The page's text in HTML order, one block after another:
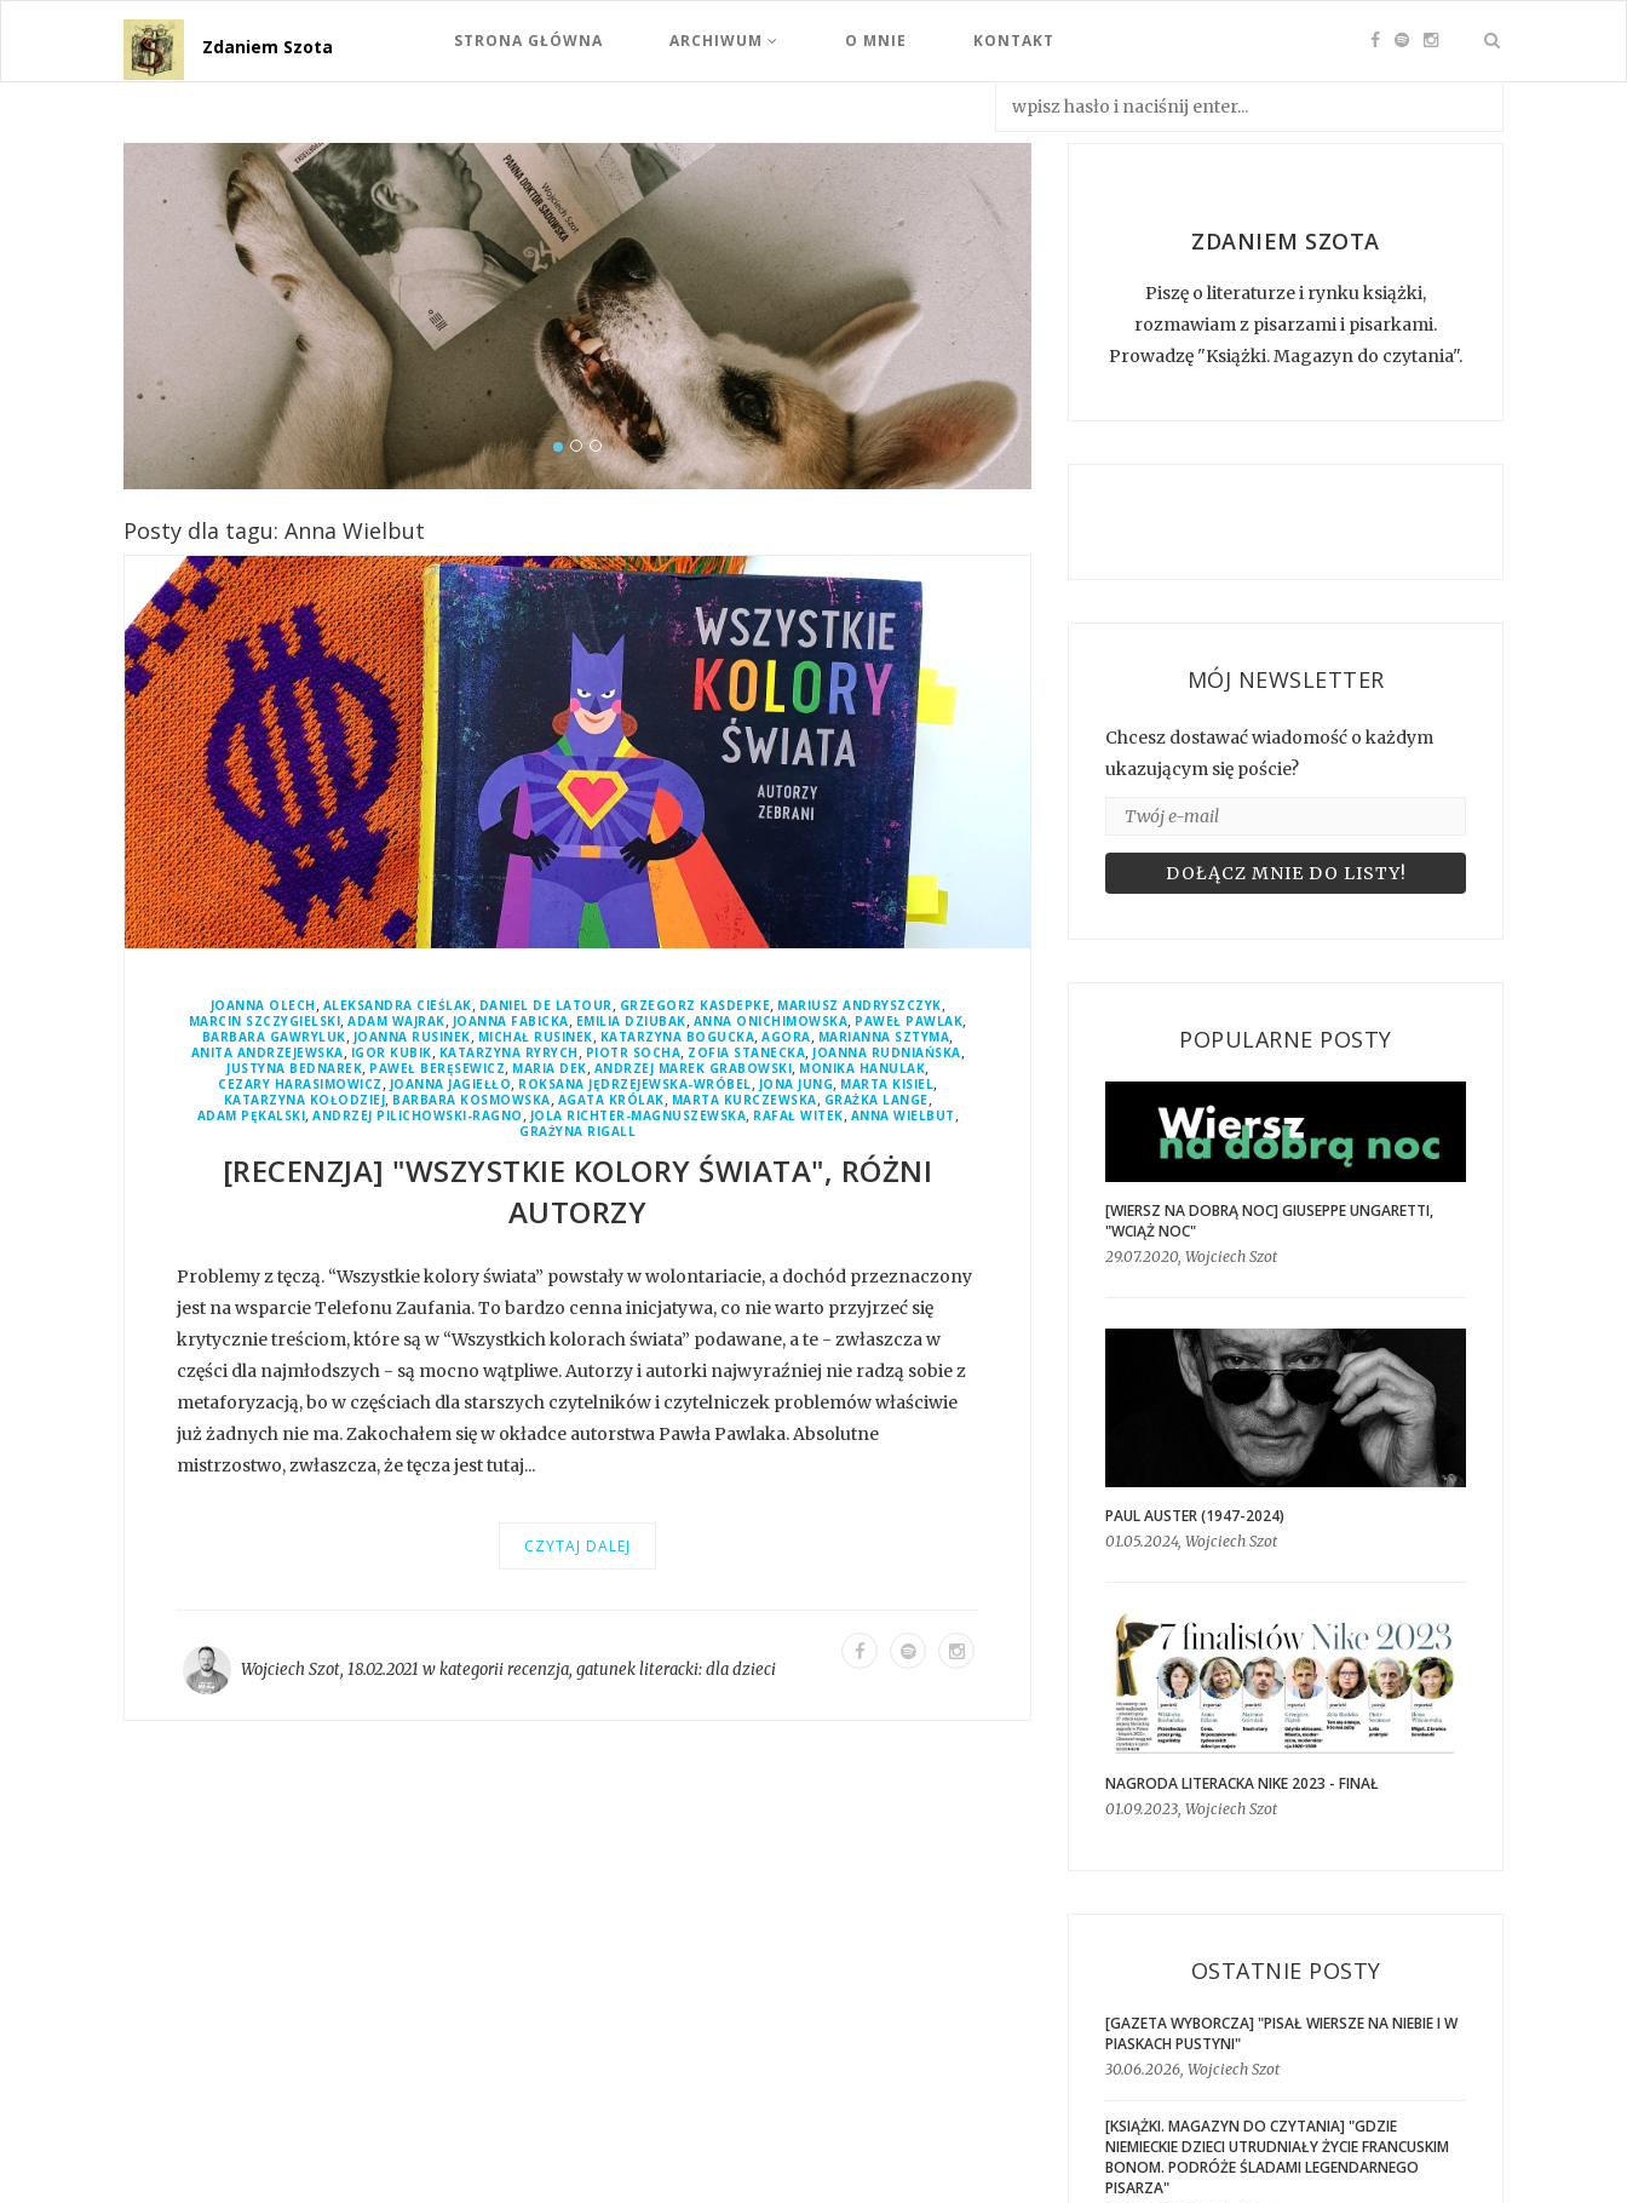
Zdaniem Szota STRONA GŁÓWNA ARCHIWUM O MNIE KONTAKT
Posty dla tagu: Anna Wielbut
JOANNA OLECH , ALEKSANDRA CIEŚLAK, DANIEL DE LATOUR, GRZEGORZ KASDEPKE, MARIUSZ ANDRYSZCZYK,
MARCIN SZCZYGIELSKI,ADAM WAJRAK, JOANNA FABICKA, EMILIA DZIUBAK, ANNA ONICHIMOWSKA, PAWEŁ PAWLAK,
BARBARA GAWRYLUK, JOANNA RUSINEK, MICHAŁ RUSINEK, KATARZYNA BOGUCKA,AGORA, MARIANNA SZTYMA,
ANITA ANDRZEJEWSKA, IGOR KUBIK, KATARZYNA RYRYCH , PIOTR SOCHA, ZOFIA STANECKA, JOANNA RUDNIAŃSKA,
JUSTYNA BEDNAREK, PAWEŁ BERĘSEWICZ, MARIA DEK, ANDRZEJ MAREK GRABOWSKI, MONIKA HANULAK,
CEZARY HARASIMOWICZ , JOANNA JAGIEŁŁO, ROKSANA JĘDRZEJEWSKA-WRÓBEL, JONA JUNG, MARTA KISIEL,
KATARZYNA KOŁODZIEJ,BARBARA KOSMOWSKA, AGATA KRÓLAK, MARTA KURCZEWSKA, GRAŻKA LANGE,
ADAM PĘKALSKI, ANDRZEJ PILICHOWSKI-RAGNO , JOLA RICHTER-MAGNUSZEWSKA, RAFAŁ WITEK, ANNA WIELBUT ,
GRAŻYNA RIGALL
[RECENZJA] "WSZYSTKIE KOLORY ŚWIATA", RÓŻNI
AUTORZY
Problemy z tęczą. “Wszystkie kolory świata” powstały w wolontariacie, a dochód przeznaczony
jest na wsparcie Telefonu Zaufania. To bardzo cenna inicjatywa, co nie warto przyjrzeć się
krytycznie treściom, które są w “Wszystkich kolorach świata” podawane, a te - zwłaszcza w
części dla najmłodszych - są mocno wątpliwe. Autorzy i autorki najwyraźniej nie radzą sobie z
metaforyzacją, bo w częściach dla starszych czytelników i czytelniczek problemów właściwie
już żadnych nie ma. Zakochałem się w okładce autorstwa Pawła Pawlaka. Absolutne
mistrzostwo, zwłaszcza, że tęcza jest tutaj...
CZYTAJ DALEJ
Wojciech Szot, 18.02.2021 w kategoriirecenzja, gatunek literacki:dla dzieci
ZDANIEM SZOTA
Piszę o literaturze i rynku książki,
rozmawiam z pisarzami i pisarkami.
Prowadzę "Książki. Magazyn do czytania".
MÓJ NEWSLETTER
Chcesz dostawać wiadomość o każdym
ukazującym się poście?
POPULARNE POSTY
[WIERSZ NA DOBRĄ NOC] GIUSEPPE UNGARETTI,
"WCIĄŻ NOC"
29.07.2020, Wojciech Szot
PAUL AUSTER (1947-2024)
01.05.2024, Wojciech Szot
NAGRODA LITERACKA NIKE 2023 - FINAŁ
01.09.2023, Wojciech Szot
OSTATNIE POSTY
[GAZETA WYBORCZA] "PISAŁ WIERSZE NA NIEBIE I W
PIASKACH PUSTYNI"
30.06.2026, Wojciech Szot
[KSIĄŻKI. MAGAZYN DO CZYTANIA] "GDZIE
NIEMIECKIE DZIECI UTRUDNIAŁY ŻYCIE FRANCUSKIM
BONOM. PODRÓŻE ŚLADAMI LEGENDARNEGO
PISARZA"